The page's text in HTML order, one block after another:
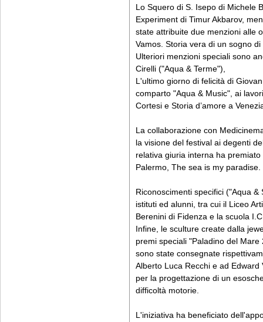
Lo Squero di S. Isepo di Michele
Experiment di Timur Akbarov,
state attribuite due menzioni alle
Vamos. Storia vera di un sogno
Ulteriori menzioni speciali sono
Cirelli ("Aqua & Terme"),
L'ultimo giorno di felicità di
comparto "Aqua & Music", ai
Cortesi e Storia d’amore a
La collaborazione con
la visione del festival ai degenti
relativa giuria interna ha
Palermo, The sea is my paradise.
Riconoscimenti specifici ("Aqua
istituti ed alunni, tra cui il Liceo
Berenini di Fidenza e la scuola
Infine, le sculture create dalla
premi speciali "Paladino del
sono state consegnate
Alberto Luca Recchi e ad
per la progettazione di un
difficoltà motorie.
L'iniziativa ha beneficiato